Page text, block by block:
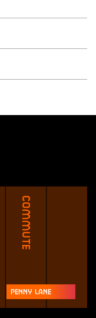
Commute
Penny Lane